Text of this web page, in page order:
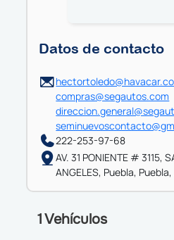
Datos de contacto
compras@segautos.com
222-253-97-68
AV. 31 PONIENTE # 3115,
ANGELES, Puebla,
1 Vehículos